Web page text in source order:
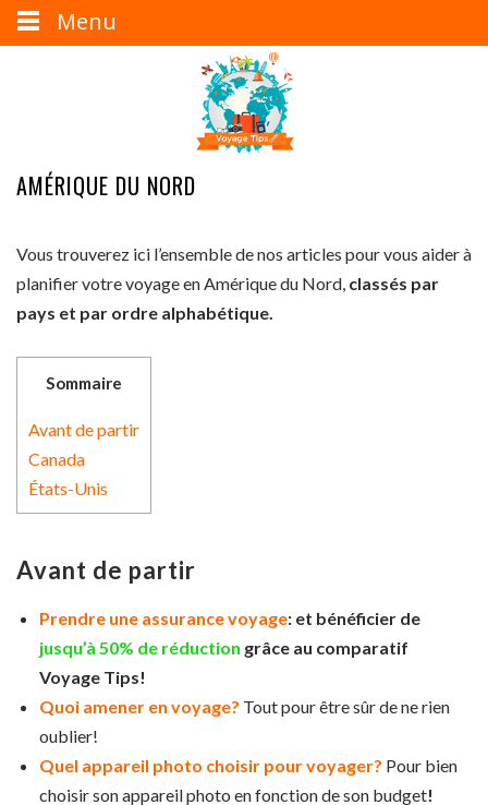
AMÉRIQUE DU NORD
Vous trouverez ici l’ensemble de nos articles pour vous aider à
planifier votre voyage en Amérique du Nord, classés par
pays et par ordre alphabétique.
Sommaire
Avant de partir
Canada
États-Unis
Avant de partir
Prendre une assurance voyage: et bénéficier de
jusqu’à 50% de réduction grâce au comparatif
Voyage Tips!
Quoi amener en voyage? Tout pour être sûr de ne rien
oublier!
Quel appareil photo choisir pour voyager? Pour bien
choisir son appareil photo en fonction de son budget!
Menu